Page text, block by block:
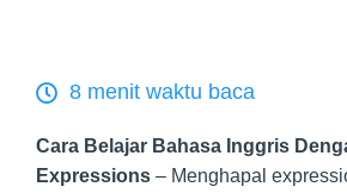
8 menit waktu baca
Cara Belajar Bahasa Inggris
Expressions – Menghapal